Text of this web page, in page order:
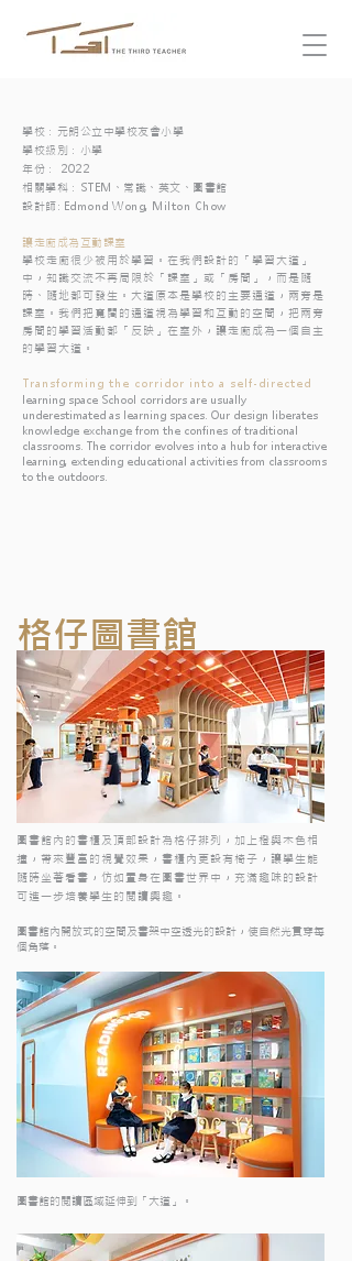
學校：元朗公立中學校友會小學
學校級別：小學
年份： 2022
相關學科：STEM、常識、英文、圖書館
​設計師: Edmond Wong, Milton Chow
讓走廊成為互動課室
學校走廊很少被用於學習。在我們設計的「學習大道」
中，知識交流不再局限於「課室」或「房間」，而是隨
時、隨地都可發生。大道原本是學校的主要通道，兩旁是
課室。我們把寬闊的通道視為學習和互動的空間，把兩旁
房間的學習活動都「反映」在室外，讓走廊成為一個自主
的學習大道。
Transforming the corridor into a self-directed
learning space School corridors are usually
underestimated as learning spaces. Our design liberates
knowledge exchange from the confines of traditional
classrooms. The corridor evolves into a hub for interactive
learning, extending educational activities from classrooms
to the outdoors.
格仔圖書館
圖書館內的書櫃及頂部設計為格仔排列，加上橙與木色相
撞，帶來豐富的視覺效果，書櫃內更設有椅子，讓學生能
隨時坐著看書，仿如置身在圖書世界中，充滿趣味的設計
可進一步培養學生的閱讀興趣。
圖書館內開放式的空間及書架中空透光的設計，使自然光貫穿每
個角落。
圖書館的閱讀區域延伸到「大道」。